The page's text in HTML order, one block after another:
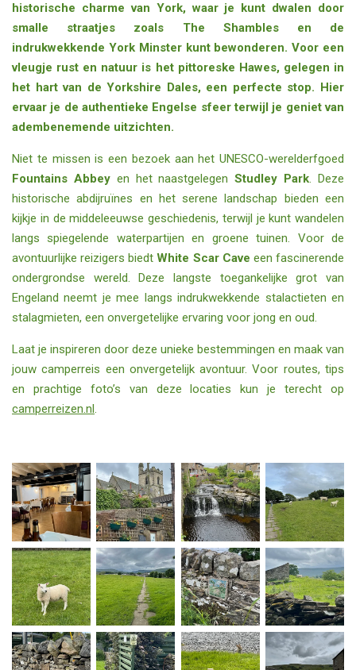
historische charme van York, waar je kunt dwalen door
smalle straatjes zoals The Shambles en de
indrukwekkende York Minster kunt bewonderen. Voor een
vleugje rust en natuur is het pittoreske Hawes, gelegen in
het hart van de Yorkshire Dales, een perfecte stop. Hier
ervaar je de authentieke Engelse sfeer terwijl je geniet van
adembenemende uitzichten.
Niet te missen is een bezoek aan het UNESCO-werelderfgoed
Fountains Abbeyen het naastgelegenStudley Park. Deze
historische abdijruïnes en het serene landschap bieden een
kijkje in de middeleeuwse geschiedenis, terwijl je kunt wandelen
langs spiegelende waterpartijen en groene tuinen. Voor de
avontuurlijke reizigers biedtWhite Scar Cave een fascinerende
ondergrondse wereld. Deze langste toegankelijke grot van
Engeland neemt je mee langs indrukwekkende stalactieten en
stalagmieten, een onvergetelijke ervaring voor jong en oud.
Laat je inspireren door deze unieke bestemmingen en maak van
jouw camperreis een onvergetelijk avontuur. Voor routes, tips
en prachtige foto’s van deze locaties kun je terecht op
camperreizen.nl.